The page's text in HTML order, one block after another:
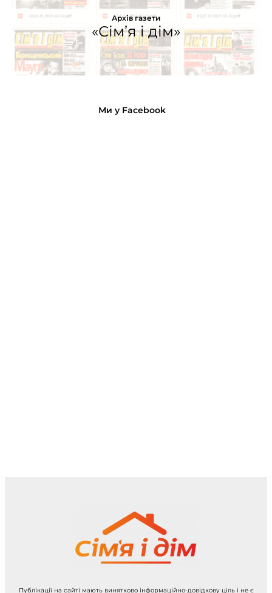
Архів газети
«Сім’я і дім»
Ми у Facebook
Публікації на сайті мають винятково інформаційно-довідкову ціль і не є